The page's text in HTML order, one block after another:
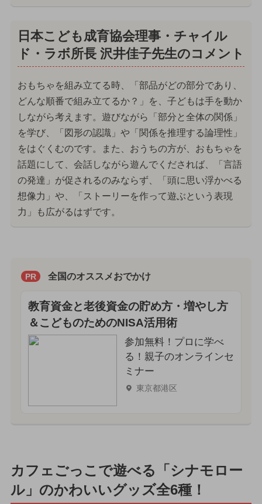
日本こども成育協会理事・チャイル
ド・ラボ所長 沢井佳子先生のコメント
おもちゃを組み立てる時、「部品がどの部分であり、
どんな順番で組み立てるか？」を、子どもは手を動か
しながら考えます。遊びながら「部分と全体の関係」
を学び、「図形の認識」や「関係を推理する論理性」
をはぐくむのです。また、おうちの方が、おもちゃを
話題にして、会話しながら遊んでくだされば、「言語
の発達」が促されるのみならず、「頭に思い浮かべる
想像力」や、「ストーリーを作って遊ぶという表現
力」も広がるはずです。
PR 全国のオススメおでかけ
教育資金と老後資金の貯め方・増やし方
＆こどものためのNISA活用術
参加無料！プロに学べ
る！親子のオンラインセ
ミナー
東京都港区
カフェごっこで遊べる「シナモロー
ル」のかわいいグッズ全6種！